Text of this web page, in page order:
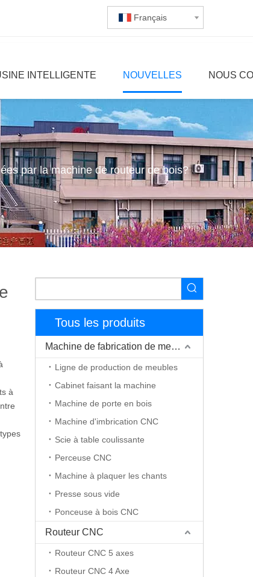
Français
INTELLIGENTE NOUVELLES NOUS
par la machine de routeur de bois?
à
Tous les produits
Machine de fabrication de meubles
Ligne de production de meubles
Cabinet faisant la machine
Machine de porte en bois
Machine d'imbrication CNC
Scie à table coulissante
Perceuse CNC
Machine à plaquer les chants
Presse sous vide
Ponceuse à bois CNC
Routeur CNC
Routeur CNC 5 axes
Routeur CNC 4 Axe